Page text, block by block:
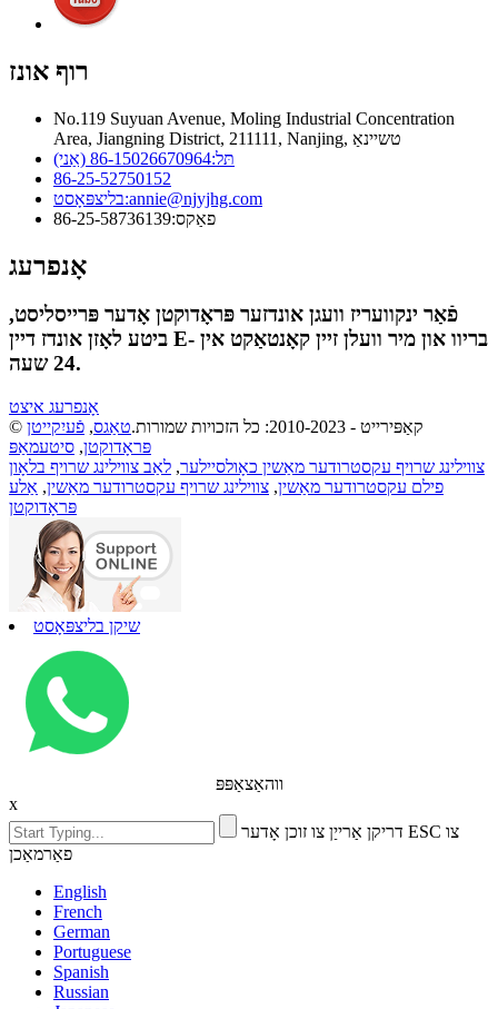
רוף אונז
No.119 Suyuan Avenue, Moling Industrial Concentration
Area, Jiangning District, 211111, Nanjing, טשיינאַ
תּל:86-15026670964 (אַני)
86-25-52750152
בליצפּאָסט:annie@njyjhg.com
פאַקס:86-25-58736139
אָנפרעג
פֿאַר ינקוועריז וועגן אונדזער פּראָדוקטן אָדער פּרייסליסט,
ביטע לאָזן אונדז דיין E- בריוו און מיר וועלן זיין קאָנטאַקט אין
24 שעה.
אָנפרעג איצט
© קאַפּירייט - 2010-2023: כל הזכויות שמורות.
טאַגס, פֿעיִקייטן
פּראָדוקטן, סיטעמאַפּ
צווילינג שרויף עקסטרודער מאַשין כאָולסיילער, לאַב צווילינג שרויף בלאָון
פילם עקסטרודער מאַשין, צווילינג שרויף עקסטרודער מאַשין, אַלע
פּראָדוקטן
שיקן בליצפּאָסט
ווהאַצאַפּפּ
x
דריקן אַרייַן צו זוכן אָדער ESC צו
פאַרמאַכן
English
French
German
Portuguese
Spanish
Russian